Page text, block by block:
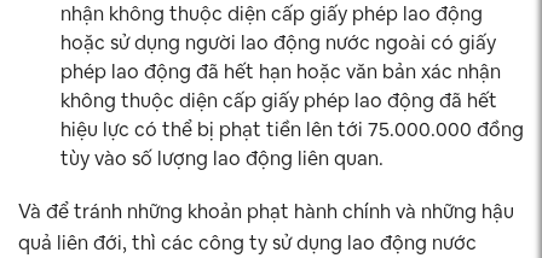
nhận không thuộc diện cấp giấy phép lao động
hoặc sử dụng người lao động nước ngoài có giấy
phép lao động đã hết hạn hoặc văn bản xác nhận
không thuộc diện cấp giấy phép lao động đã hết
hiệu lực có thể bị phạt tiền lên tới 75.000.000 đồng
tùy vào số lượng lao động liên quan.
Và để tránh những khoản phạt hành chính và những hậu
quả liên đới, thì các công ty sử dụng lao động nước